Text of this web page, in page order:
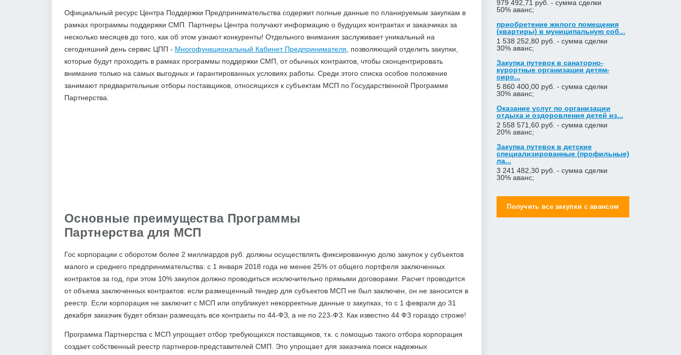
Официальный ресурс Центра Поддержки Предпринимательства содержит полные данные по планируемым закупкам в
рамках программы поддержки СМП. Партнеры Центра получают информацию о будущих контрактах и заказчиках за
несколько месяцев до того, как об этом узнают конкуренты! Отдельного внимания заслуживает уникальный на
сегодняшний день сервис ЦПП - Многофункциональный Кабинет Предпринимателя , позволяющий отделить закупки,
которые будут проходить в рамках программы поддержки СМП, от обычных контрактов, чтобы сконцентрировать
внимание только на самых выгодных и гарантированных условиях работы. Среди этого списка особое положение
занимают предварительные отборы поставщиков, относящихся к субъектам МСП по Государственной Программе
Партнерства.
Основные преимущества Программы
Партнерства для МСП
Гос корпорации с оборотом более 2 миллиардов руб. должны осуществлять фиксированную долю закупок у субъектов
малого и среднего предпринимательства: с 1 января 2018 года не менее 25% от общего портфеля заключенных
контрактов за год, при этом 10% закупок должно проводиться исключительно прямыми договорами. Расчет проводится
от объема заключенных контрактов: если размещенный тендер для субъектов МСП не был заключен, он не заносится в
реестр. Если корпорация не заключит с МСП или опубликует некорректные данные о закупках, то с 1 февраля до 31
декабря заказчик будет обязан размещать все контракты по 44-ФЗ, а не по 223-ФЗ. Как известно 44 ФЗ гораздо строже!
Программа Партнерства с МСП упрощает отбор требующихся поставщиков, т.к. с помощью такого отбора корпорация
создает собственный реестр партнеров-представителей СМП. Это упрощает для заказчика поиск надежных
979 492,71 руб. - сумма сделки
50% аванс;
приобретение жилого помещения
(квартиры) в муниципальную соб...
1 538 252,80 руб. - сумма сделки
30% аванс;
Закупка путевок в санаторно-
курортные организации детям-
сиро...
5 860 400,00 руб. - сумма сделки
30% аванс;
Оказание услуг по организации
отдыха и оздоровления детей из...
2 558 571,60 руб. - сумма сделки
20% аванс;
Закупка путевок в детские
специализированные (профильные)
ла...
3 241 482,30 руб. - сумма сделки
30% аванс;
Получить все закупки с авансом